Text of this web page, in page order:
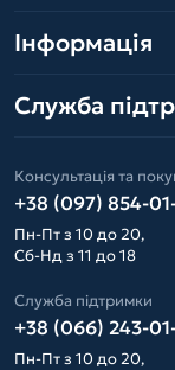
Інформація
Служба
Консультація та
+38 (097) 854-
Пн-Пт з 10 до 20,
Сб-Нд з 11 до 18
Служба підтримки
+38 (066) 243-
Пн-Пт з 10 до 20,